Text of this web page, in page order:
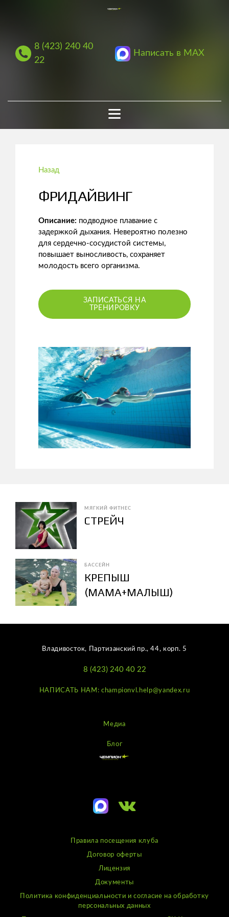
8 (423) 240 40
22
Написать в MAX
Назад
ФРИДАЙВИНГ
Описание: подводное плавание с
задержкой дыхания. Невероятно полезно
для сердечно-сосудистой системы,
повышает выносливость, сохраняет
молодость всего организма.
ЗАПИСАТЬСЯ НА
ТРЕНИРОВКУ
МЯГКИЙ ФИТНЕС
СТРЕЙЧ
БАССЕЙН
КРЕПЫШ
(МАМА+МАЛЫШ)
Владивосток, Партизанский пр., 44, корп. 5
8 (423) 240 40 22
НАПИСАТЬ НАМ: championvl.help@yandex.ru
Медиа
Блог
Правила посещения клуба
Договор оферты
Лицензия
Документы
Политика конфиденциальности и согласие на обработку
персональных данных